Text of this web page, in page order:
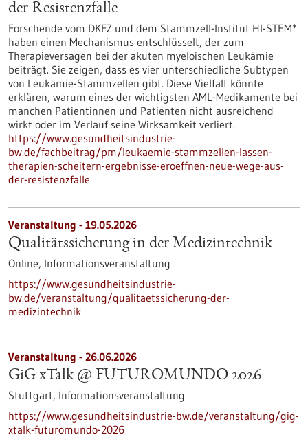
der Resistenzfalle
Forschende vom DKFZ und dem Stammzell-Institut HI-STEM*
haben einen Mechanismus entschlüsselt, der zum
Therapieversagen bei der akuten myeloischen Leukämie
beiträgt. Sie zeigen, dass es vier unterschiedliche Subtypen
von Leukämie-Stammzellen gibt. Diese Vielfalt könnte
erklären, warum eines der wichtigsten AML-Medikamente bei
manchen Patientinnen und Patienten nicht ausreichend
wirkt oder im Verlauf seine Wirksamkeit verliert.
https://www.gesundheitsindustrie-
bw.de/fachbeitrag/pm/leukaemie-stammzellen-lassen-
therapien-scheitern-ergebnisse-eroeffnen-neue-wege-aus-
der-resistenzfalle
Veranstaltung - 19.05.2026
Qualitätssicherung in der Medizintechnik
Online, Informationsveranstaltung
https://www.gesundheitsindustrie-
bw.de/veranstaltung/qualitaetssicherung-der-
medizintechnik
Veranstaltung - 26.06.2026
GiG xTalk @ FUTUROMUNDO 2026
Stuttgart, Informationsveranstaltung
https://www.gesundheitsindustrie-bw.de/veranstaltung/gig-
xtalk-futuromundo-2026